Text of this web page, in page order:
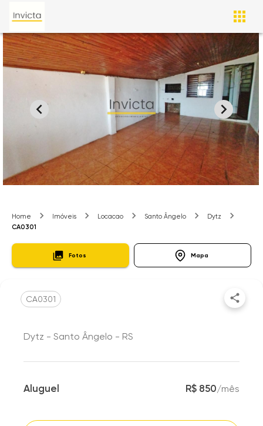
Home Imóveis Locacao Santo Ângelo
Dytz
CA0301
Fotos Mapa
CA0301
Dytz - Santo Ângelo - RS
Aluguel R$ 850/mês